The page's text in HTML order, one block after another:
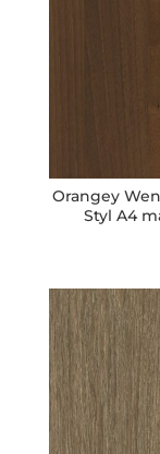
Orangey
Styl A4